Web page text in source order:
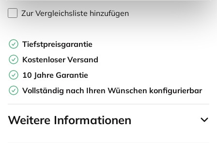
Zur Vergleichsliste hinzufügen
Tiefstpreisgarantie
Kostenloser Versand
10 Jahre Garantie
Vollständig nach Ihren Wünschen konfigurierbar
Weitere Informationen